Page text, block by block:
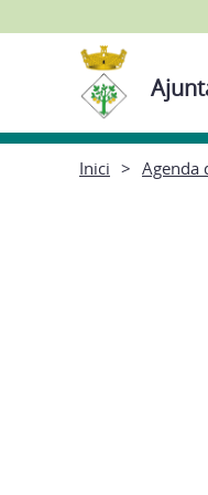
Inici Agenda